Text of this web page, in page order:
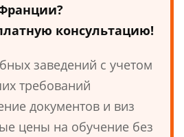
консультацию!
заведений с учетом
требований
документов и виз
цены на обучение без